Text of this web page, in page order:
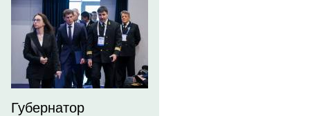
Губернатор